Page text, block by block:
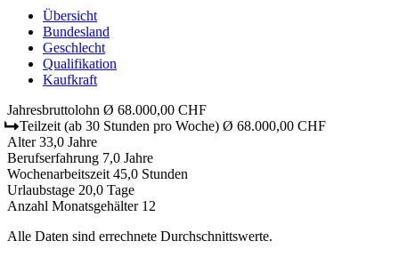
Übersicht
Bundesland
Geschlecht
Qualifikation
Kaufkraft
Jahresbruttolohn Ø 68.000,00 CHF
Teilzeit (ab 30 Stunden pro Woche) Ø 68.000,00 CHF
Alter 33,0 Jahre
Berufserfahrung 7,0 Jahre
Wochenarbeitszeit 45,0 Stunden
Urlaubstage 20,0 Tage
Anzahl Monatsgehälter 12
Alle Daten sind errechnete Durchschnittswerte.